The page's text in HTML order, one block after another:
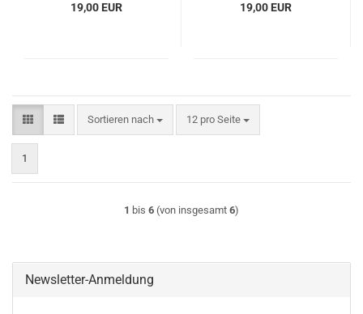
19,00 EUR 19,00 EUR
Sortieren nach
Sortieren nach 12 pro Seite
pro Seite
1
1 bis 6 (von insgesamt 6)
Newsletter-Anmeldung